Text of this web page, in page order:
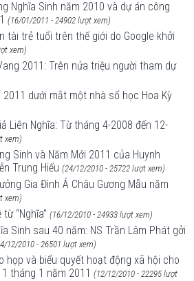
Nghĩa Sinh năm 2010 và dự án công
(16/01/2011 - 24902 lượt xem)
tài trẻ tuổi trên thế giới do Google khởi
xem)
2011: Trên nửa triệu người tham dự
dưới mắt một nhà số học Hoa Kỳ
Liên Nghĩa: Từ tháng 4-2008 đến 12-
xem)
Sinh và Năm Mới 2011 của Huynh
Trung Hiếu (24/12/2010 - 25722 lượt xem)
Gia Đình Á Châu Gương Mẫu năm
xem)
“Nghĩa” (16/12/2010 - 24933 lượt xem)
Sinh sau 40 năm: NS Trần Lâm Phát gởi
12/2010 - 26501 lượt xem)
họp và biểu quyết hoạt động xã hội cho
tháng 1 năm 2011 (12/12/2010 - 22295 lượt